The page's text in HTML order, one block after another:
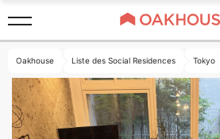
Oakhouse Liste des Social Residences Tokyo